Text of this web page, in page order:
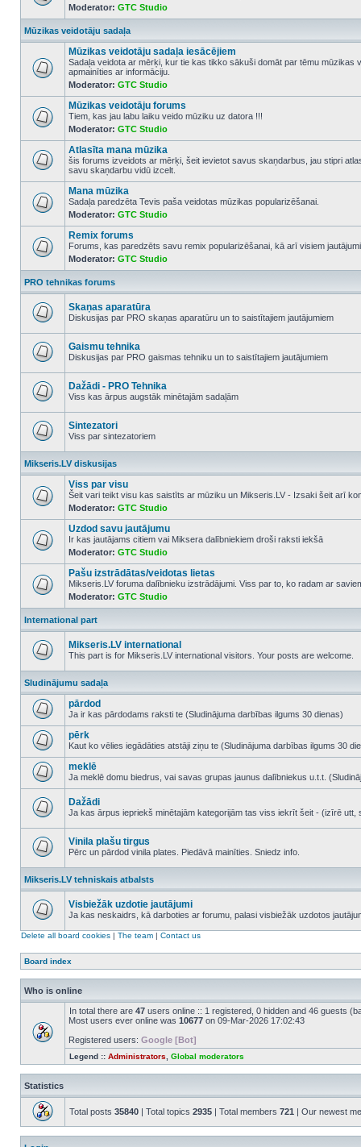
No
unread
posts
Moderator: GTC Studio
Mūzikas veidotāju sadaļa
No
posts
Mūzikas veidotāju sadaļa iesācējiem
Sadaļa veidota ar mērķi, kur tie kas tikko sākuši domāt par tēmu mūzikas
apmainīties ar informāciju.
Moderator: GTC Studio
No
unread
posts
Mūzikas veidotāju forums
Tiem, kas jau labu laiku veido mūziku uz datora !!!
Moderator: GTC Studio
No
unread
posts
Atlasīta mana mūzika
šis forums izveidots ar mērķi, šeit ievietot savus skaņdarbus, jau stipri
savu skaņdarbu vidū izcelt.
No
unread
posts
Mana mūzika
Sadaļa paredzēta Tevis paša veidotas mūzikas popularizēšanai.
Moderator: GTC Studio
No
unread
posts
Remix forums
Forums, kas paredzēts savu remix popularizēšanai, kā arī visiem
Moderator: GTC Studio
PRO tehnikas forums
unread
posts
Skaņas aparatūra
Diskusijas par PRO skaņas aparatūru un to saistītajiem jautājumiem
unread
posts
Gaismu tehnika
Diskusijas par PRO gaismas tehniku un to saistītajiem jautājumiem
unread
posts
Dažādi - PRO Tehnika
Viss kas ārpus augstāk minētajām sadaļām
unread
posts
Sintezatori
Viss par sintezatoriem
Mikseris.LV diskusijas
No
unread
posts
Viss par visu
Šeit vari teikt visu kas saistīts ar mūziku un Mikseris.LV - Izsaki šeit arī
Moderator: GTC Studio
No
unread
posts
Uzdod savu jautājumu
Ir kas jautājams citiem vai Miksera dalībniekiem droši raksti iekšā
Moderator: GTC Studio
No
unread
posts
Pašu izstrādātas/veidotas lietas
Mikseris.LV foruma dalībnieku izstrādājumi. Viss par to, ko radam ar
Moderator: GTC Studio
International part
unread
posts
Mikseris.LV international
This part is for Mikseris.LV international visitors. Your posts are welcome.
Sludinājumu sadaļa
unread
posts
pārdod
Ja ir kas pārdodams raksti te (Sludinājuma darbības ilgums 30 dienas)
unread
posts
pērk
Kaut ko vēlies iegādāties atstāji ziņu te (Sludinājuma darbības ilgums 30
unread
posts
meklē
Ja meklē domu biedrus, vai savas grupas jaunus dalībniekus u.t.t.
unread
posts
Dažādi
Ja kas ārpus iepriekš minētajām kategorijām tas viss iekrīt šeit - (izīrē utt,
unread
posts
Vinila plašu tirgus
Pērc un pārdod vinila plates. Piedāvā mainīties. Sniedz info.
Mikseris.LV tehniskais atbalsts
unread
Visbiežāk uzdotie jautājumi
Ja kas neskaidrs, kā darboties ar forumu, palasi visbiežāk uzdotos
Delete all board cookies | The team | Contact us
Board index
Who is online
In total there are 47 users online :: 1 registered, 0 hidden and 46 guests
Most users ever online was 10677 on 09-Mar-2026 17:02:43
Registered users: Google [Bot]
Legend :: Administrators Global moderators
Statistics
Total posts 35840 | Total topics 2935 | Total members 721 | Our newest